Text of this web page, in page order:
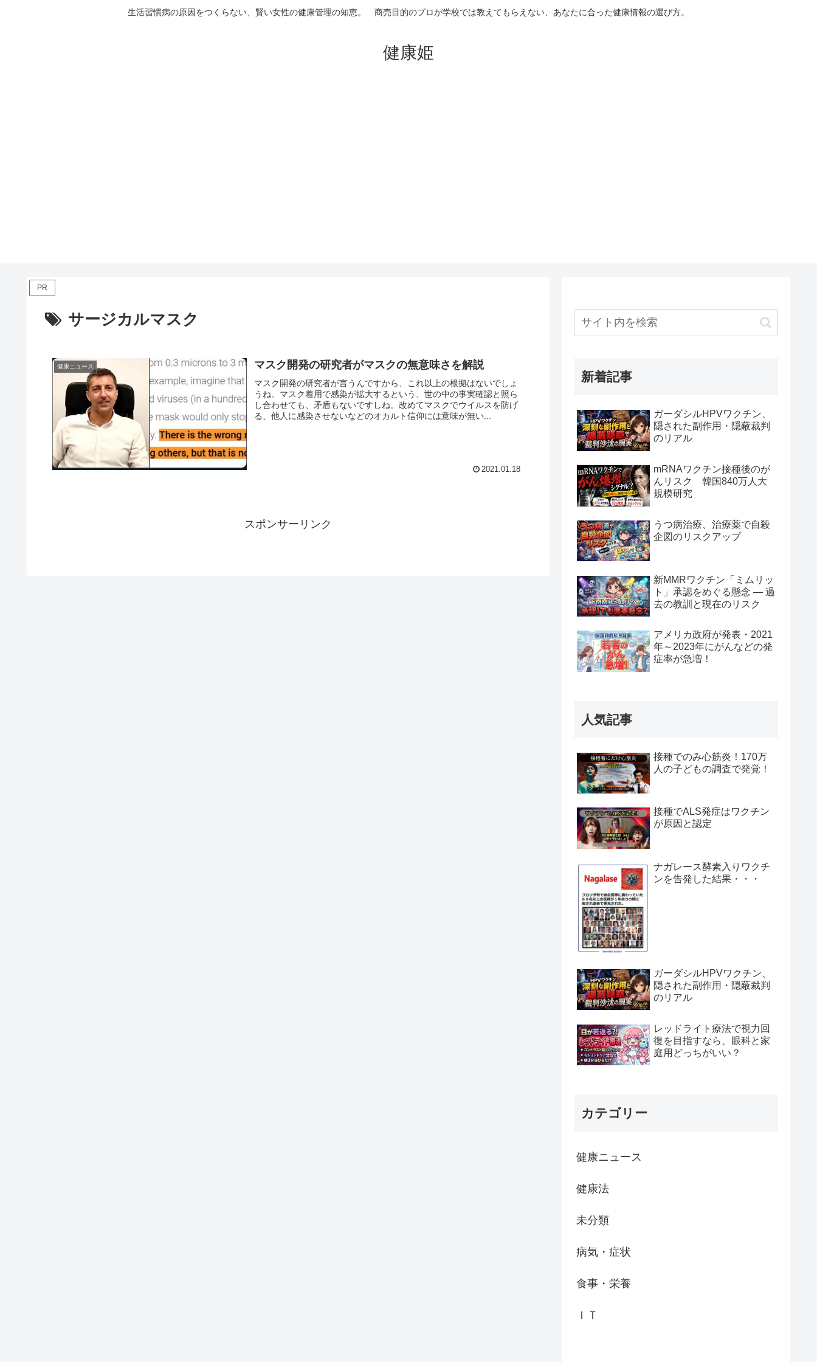
生活習慣病の原因をつくらない、賢い女性の健康管理の知恵。 商売目的のプロが学校では教えてもらえない、あなたに合った健康情報の選び方。
健康姫
PR
サージカルマスク
健康ニュース マスク開発の研究者がマスクの無意味さを解説
マスク開発の研究者が言うんですから、これ以上の根拠はないでしょ
うね。マスク着用で感染が拡大するという、世の中の事実確認と照ら
し合わせても、矛盾もないですしね。改めてマスクでウイルスを防げ
る、他人に感染させないなどのオカルト信仰には意味が無い...
2021.01.18
スポンサーリンク
新着記事
ガーダシルHPVワクチン、
隠された副作用・隠蔽裁判
のリアル
mRNAワクチン接種後のが
んリスク 韓国840万人大
規模研究
うつ病治療、治療薬で自殺
企図のリスクアップ
新MMRワクチン「ミムリッ
ト」承認をめぐる懸念 — 過
去の教訓と現在のリスク
アメリカ政府が発表・2021
年～2023年にがんなどの発
症率が急増！
人気記事
接種でのみ心筋炎！170万
人の子どもの調査で発覚！
接種でALS発症はワクチン
が原因と認定
ナガレース酵素入りワクチ
ンを告発した結果・・・
ガーダシルHPVワクチン、
隠された副作用・隠蔽裁判
のリアル
レッドライト療法で視力回
復を目指すなら、眼科と家
庭用どっちがいい？
カテゴリー
健康ニュース
健康法
未分類
病気・症状
食事・栄養
ＩＴ